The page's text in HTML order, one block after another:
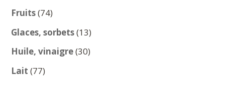
Fruits 7474
produits
Glaces, sorbets 1313
produits
Huile, vinaigre 3030
Lait 7777